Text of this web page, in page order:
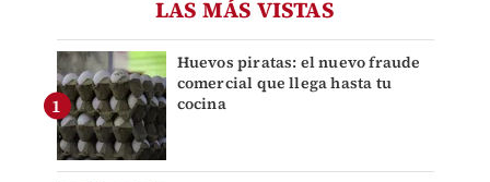
LAS MÁS VISTAS
Huevos piratas: el nuevo fraude
comercial que llega hasta tu
cocina